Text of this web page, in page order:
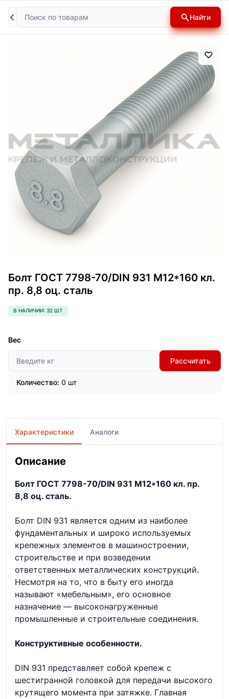
Поиск Найти
Болт ГОСТ 7798-70/DIN 931 М12*160 кл.
пр. 8,8 оц. сталь
В НАЛИЧИИ: 32 ШТ
Вес
Рассчитать
Количество: 0 шт
Характеристики Аналоги
Описание
Болт ГОСТ 7798-70/DIN 931 М12*160 кл. пр.
8,8 оц. сталь.
Болт DIN 931 является одним из наиболее
фундаментальных и широко используемых
крепежных элементов в машиностроении,
строительстве и при возведении
ответственных металлических конструкций.
Несмотря на то, что в быту его иногда
называют «мебельным», его основное
назначение — высоконагруженные
промышленные и строительные соединения.
Конструктивные особенности.
DIN 931 представляет собой крепеж с
шестигранной головкой для передачи высокого
крутящего момента при затяжке. Главная